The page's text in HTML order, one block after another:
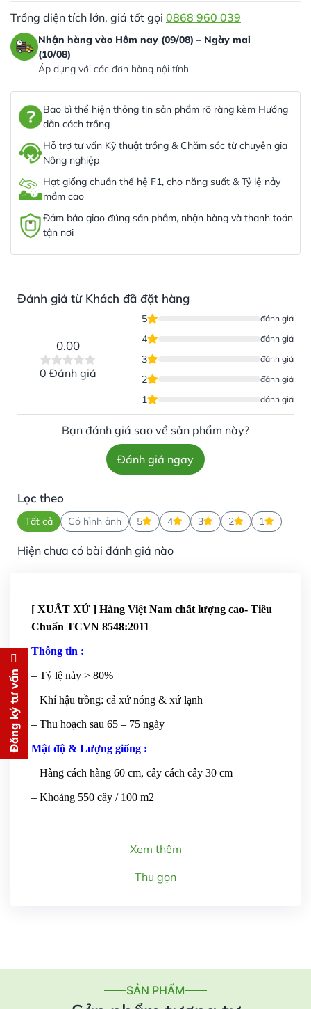
Trồng diện tích lớn, giá tốt gọi 0868 960 039
Nhận hàng vào Hôm nay (09/08) – Ngày mai
(10/08)
Áp dụng với các đơn hàng nội tỉnh
Bao bì thể hiện thông tin sản phẩm rõ ràng kèm Hướng
dẫn cách trồng
Hỗ trợ tư vấn Kỹ thuật trồng & Chăm sóc từ chuyên gia
Nông nghiệp
Hạt giống chuẩn thế hệ F1, cho năng suất & Tỷ lệ nảy
mầm cao
Đảm bảo giao đúng sản phẩm, nhận hàng và thanh toán
tận nơi
Đánh giá từ Khách đã đặt hàng
0.00
0 Đánh giá
5 đánh giá
4 đánh giá
3 đánh giá
2 đánh giá
1 đánh giá
Bạn đánh giá sao về sản phẩm này?
Đánh giá ngay
Lọc theo
Tất cả Có hình ảnh 5 4 3 2 1
Hiện chưa có bài đánh giá nào
[ XUẤT XỨ ] Hàng Việt Nam chất lượng cao- Tiêu
Chuẩn TCVN 8548:2011
Thông tin :
– Tỷ lệ nảy > 80%
– Khí hậu trồng: cả xứ nóng & xứ lạnh
– Thu hoạch sau 65 – 75 ngày
Mật độ & Lượng giống :
– Hàng cách hàng 60 cm, cây cách cây 30 cm
– Khoảng 550 cây / 100 m2
Xem thêm
Thu gọn
SẢN PHẨM
Đăng ký tư vấn Đăng ký tư vấn
Chúng tôi sẽ gọi lại tư vấnMIỄN
PHÍ
Gửi thông tin